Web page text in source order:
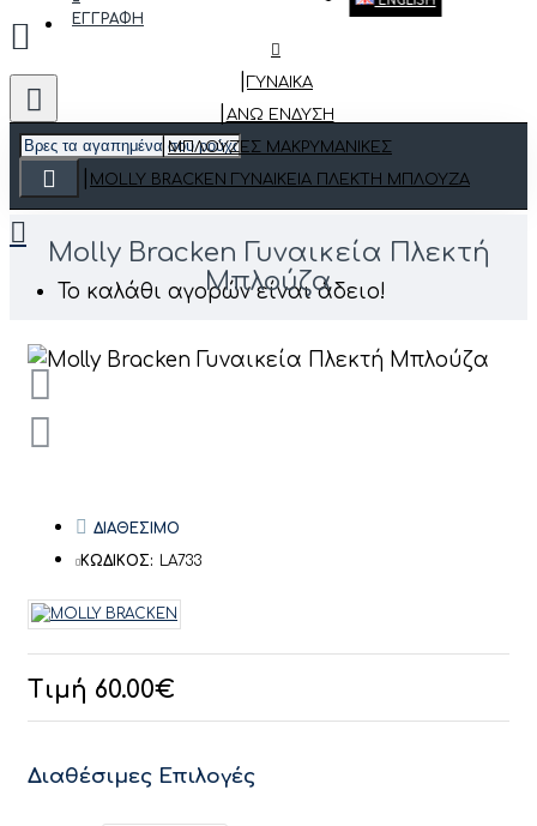
ΕΓΓΡΑΦΗ
Το καλάθι αγορών είναι άδειο!
ΓΥΝΑΙΚΑ
ΆΝΩ ΈΝΔΥΣΗ
ΜΠΛΟΎΖΕΣ MΑΚΡΥΜΆΝΙΚΕΣ
MOLLY BRACKEN ΓΥΝΑΙΚΕΊΑ ΠΛΕΚΤΉ ΜΠΛΟΎΖΑ
Molly Bracken Γυναικεία Πλεκτή
Μπλούζα
Τιμή 60.00€
ΔΙΑΘΕΣΙΜΟ
ΚΩΔΙΚΟΣ: LA733
Διαθέσιμες Επιλογές